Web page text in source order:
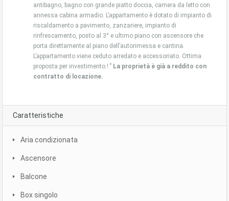
antibagno, bagno con grande piatto doccia, camera da letto con
annessa cabina armadio. L’appartamento è dotato di impianto di
riscaldamento a pavimento, zanzariere, impianto di
rinfrescamento, posto al 3° e ultimo piano con ascensore che
porta direttamente al piano d ell’autorimessa e cantina.
L’appartamento viene ceduto arredato e accessoriato. Ottima
proposta per investimento.!.” La proprietà è già a reddito con
contratto di locazione.
Caratteristiche
Aria condizionata
Ascensore
Balcone
Box singolo